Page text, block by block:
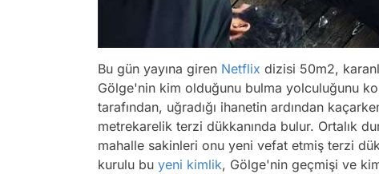
Bu gün yayına giren Netflix dizisi 50m2,
Gölge'nin kim olduğunu bulma yolculuğunu
tarafından, uğradığı ihanetin ardından
metrekarelik terzi dükkanında bulur. Ortalık
mahalle sakinleri onu yeni vefat etmiş terzi
kurulu bu yeni kimlik, Gölge'nin geçmişi ve